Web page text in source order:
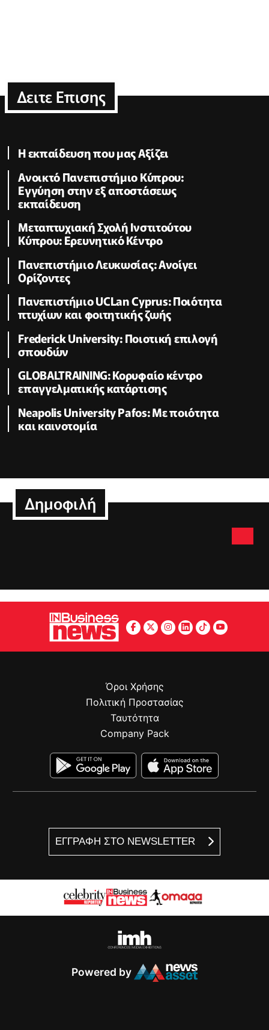
Δειτε Επισης
Η εκπαίδευση που μας Aξίζει
Ανοικτό Πανεπιστήμιο Κύπρου:
Εγγύηση στην εξ αποστάσεως
εκπαίδευση
Μεταπτυχιακή Σχολή Ινστιτούτου
Κύπρου: Ερευνητικό Κέντρο
Πανεπιστήμιο Λευκωσίας: Ανοίγει
Ορίζοντες
Πανεπιστήμιο UCLan Cyprus: Ποιότητα
πτυχίων και φοιτητικής ζωής
Frederick University: Ποιοτική επιλογή
σπουδών
GLOBALTRAINING: Κορυφαίο κέντρο
επαγγελματικής κατάρτισης
Neapolis University Pafos: Με ποιότητα
και καινοτομία
Δημοφιλή
ΕΓΓΡΑΦΗ ΣΤΟ NEWSLETTER
Όροι Χρήσης
Πολιτική Προστασίας
Ταυτότητα
Company Pack
Powered by